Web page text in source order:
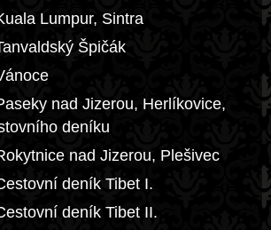
Lumpur, Sintra
Špičák
nad Jizerou, Herlíkovice,
deníku
nad Jizerou, Plešivec
deník Tibet I.
deník Tibet II.